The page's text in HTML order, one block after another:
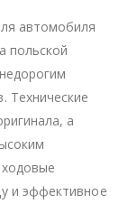
автомобиля
польской
Технические
а
и эффективное